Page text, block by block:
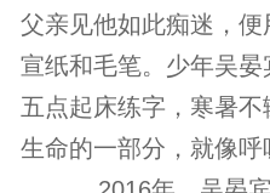
父亲见他如此痴迷，
宣纸和毛笔。少年吴
五点起床练字，寒暑
生命的一部分，就像呼